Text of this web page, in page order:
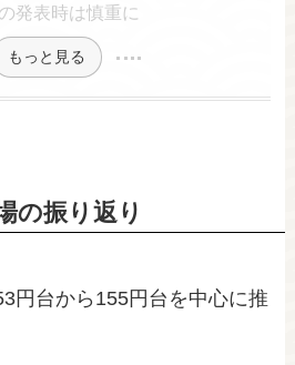
発表時は慎重に
もっと見る
の振り返り
円台から155円台を中心に推